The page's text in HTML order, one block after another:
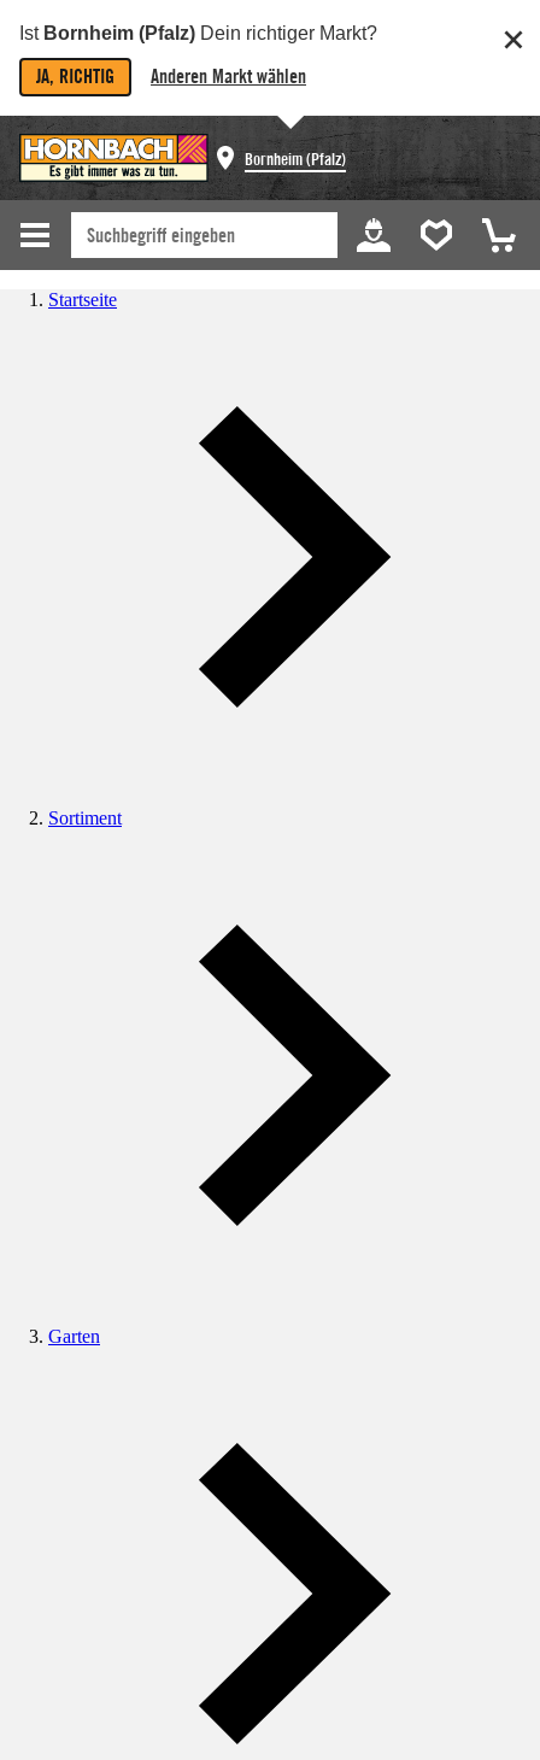
Ist Bornheim (Pfalz) Dein richtiger Markt?
JA, RICHTIG Anderen Markt wählen
Bornheim (Pfalz)
Startseite
Sortiment
Garten